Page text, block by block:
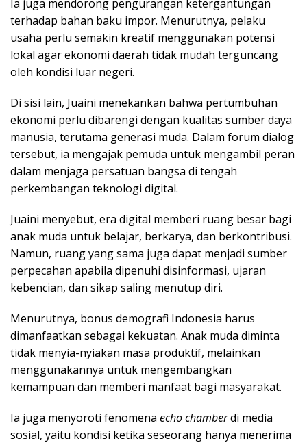
Ia juga mendorong pengurangan ketergantungan
terhadap bahan baku impor. Menurutnya, pelaku
usaha perlu semakin kreatif menggunakan potensi
lokal agar ekonomi daerah tidak mudah terguncang
oleh kondisi luar negeri.
Di sisi lain, Juaini menekankan bahwa pertumbuhan
ekonomi perlu dibarengi dengan kualitas sumber daya
manusia, terutama generasi muda. Dalam forum dialog
tersebut, ia mengajak pemuda untuk mengambil peran
dalam menjaga persatuan bangsa di tengah
perkembangan teknologi digital.
Juaini menyebut, era digital memberi ruang besar bagi
anak muda untuk belajar, berkarya, dan berkontribusi.
Namun, ruang yang sama juga dapat menjadi sumber
perpecahan apabila dipenuhi disinformasi, ujaran
kebencian, dan sikap saling menutup diri.
Menurutnya, bonus demografi Indonesia harus
dimanfaatkan sebagai kekuatan. Anak muda diminta
tidak menyia-nyiakan masa produktif, melainkan
menggunakannya untuk mengembangkan
kemampuan dan memberi manfaat bagi masyarakat.
Ia juga menyoroti fenomena echo chamberdi media
sosial, yaitu kondisi ketika seseorang hanya menerima